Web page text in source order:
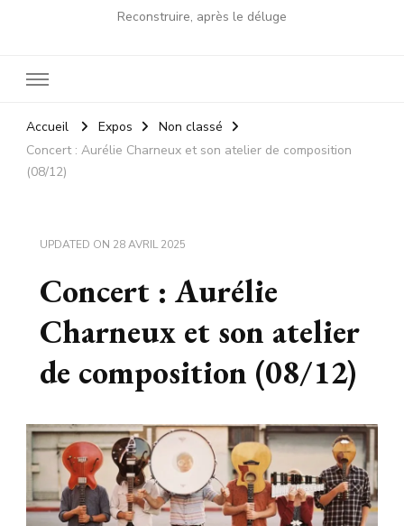
Reconstruire, après le déluge
Accueil Expos
Non classé
Concert : Aurélie Charneux et son atelier de composition
(08/12)
UPDATED ON 28 AVRIL 2025
Concert : Aurélie
Charneux et son atelier
de composition (08/12)